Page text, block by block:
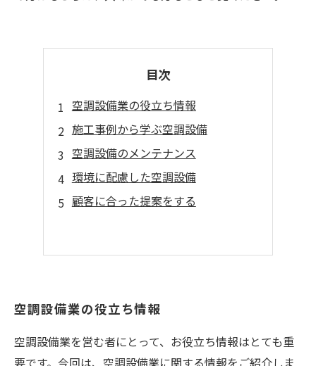
目次
空調設備業の役立ち情報
施工事例から学ぶ空調設備
空調設備のメンテナンス
環境に配慮した空調設備
顧客に合った提案をする
空調設備業の役立ち情報
空調設備業を営む者にとって、お役立ち情報はとても重
要です。今回は、空調設備業に関する情報をご紹介しま